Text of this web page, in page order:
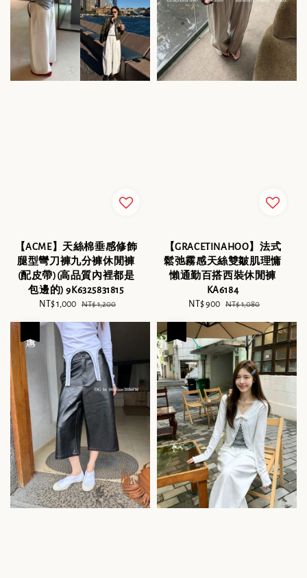
【ACME】天絲棉垂感修飾
腿型彎刀褲九分褲休閒褲
(配皮帶)(高品質內裡都是
包邊的) 9K6325831815
Sale
NT$ 1,000 Regular
NT$ 1,200
【GRACETINAHOO】法式
鬆弛霧感天絲雙皺肌理慵
懶通勤百搭西裝休閒褲
KA6184
Sale
NT$ 900 Regular
NT$ 1,080